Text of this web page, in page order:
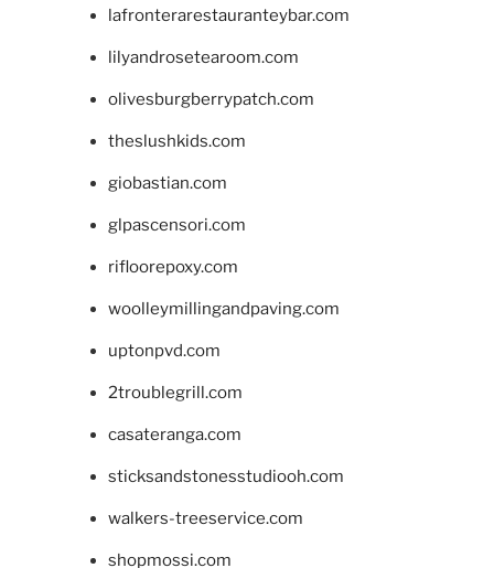
lafronterarestauranteybar.com
lilyandrosetearoom.com
olivesburgberrypatch.com
theslushkids.com
giobastian.com
glpascensori.com
rifloorepoxy.com
woolleymillingandpaving.com
uptonpvd.com
2troublegrill.com
casateranga.com
sticksandstonesstudiooh.com
walkers-treeservice.com
shopmossi.com